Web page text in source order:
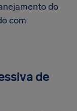
do
com
de